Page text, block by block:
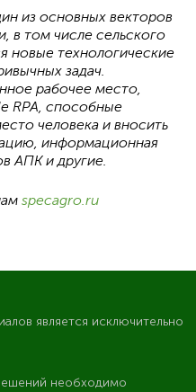
из основных векторов
в том числе сельского
новые технологические
задач.
рабочее место,
RPA, способные
человека и вносить
информационная
АПК и другие.
specagro.ru
является исключительно
необходимо